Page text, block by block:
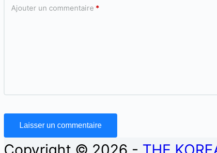
Ajouter un commentaire *
Laisser un commentaire
Copyright © 2026 - THE